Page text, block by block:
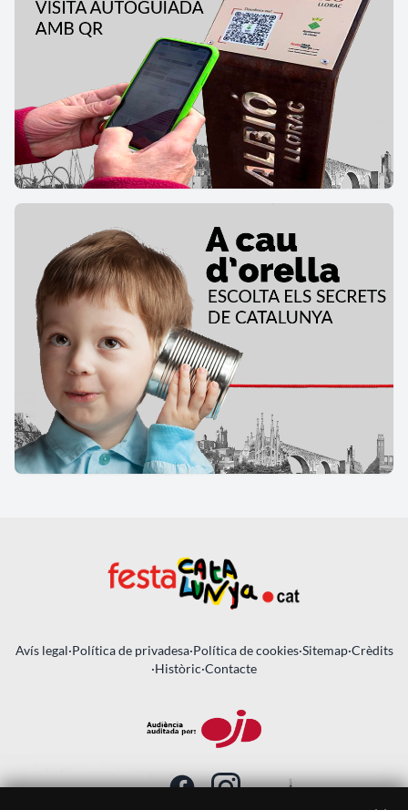
Avís legal·Política de privadesa·Política de cookies·Sitemap·Crèdits
·Històric·Contacte